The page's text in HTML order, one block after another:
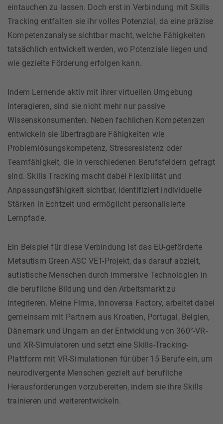
eintauchen zu lassen. Doch erst in Verbindung mit Skills
Tracking entfalten sie ihr volles Potenzial, da eine präzise
Kompetenzanalyse sichtbar macht, welche Fähigkeiten
tatsächlich entwickelt werden, wo Potenziale liegen und
wie gezielte Förderung erfolgen kann.
Indem Lernende aktiv mit ihrer virtuellen Umgebung
interagieren, sind sie nicht mehr nur passive
Wissenskonsumenten. Neben fachlichen Kompetenzen
entwickeln sie übertragbare Fähigkeiten wie
Problemlösungskompetenz, Stressresistenz oder
Teamfähigkeit, die in verschiedenen Berufsfeldern gefragt
sind. Skills Tracking macht dabei Flexibilität und
Anpassungsfähigkeit sichtbar, identifiziert individuelle
Stärken in Echtzeit und ermöglicht personalisierte
Lernpfade.
Ein Beispiel für diese Verbindung ist das EU-geförderte
Metautism Green ASC VET-Projekt, das darauf abzielt,
autistische Menschen durch immersive Technologien in
die berufliche Bildung und den Arbeitsmarkt zu
integrieren. Meine Firma, Innoversa Factory, arbeitet dabei
gemeinsam mit Partnern aus Kroatien, Portugal, Belgien,
Dänemark und Ungarn an der Entwicklung von 360°-VR-
und XR-Simulatoren und setzt eine Skills-Tracking-
Plattform mit VR-Simulationen für über 15 Berufe ein, um
neurodivergente Menschen gezielt auf berufliche
Herausforderungen vorzubereiten, indem sie ihre Skills
trainieren und weiterentwickeln.